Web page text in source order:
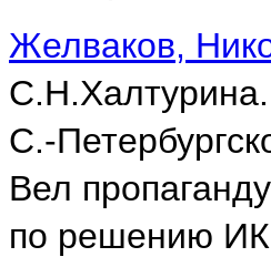
Желваков,
С.-
Вел
по решению